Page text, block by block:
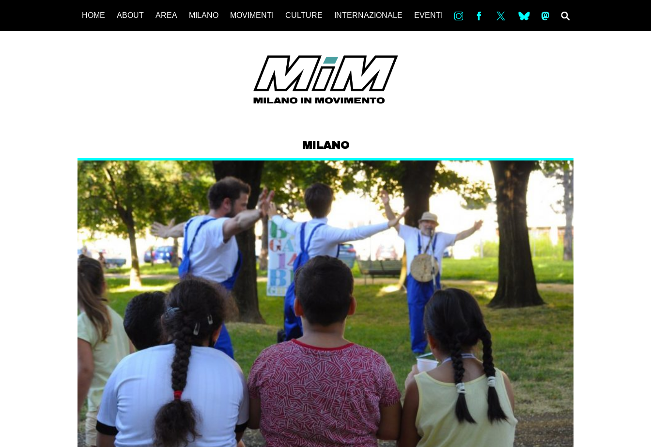
HOME ABOUT AREA MILANO MOVIMENTI CULTURE INTERNAZIONALE EVENTI in bsky ms
MILANO